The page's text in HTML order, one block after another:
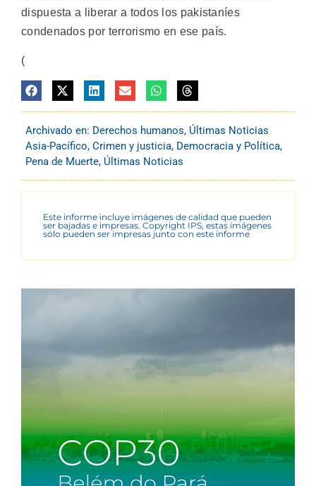
dispuesta a liberar a todos los pakistaníes
condenados por terrorismo en ese país.
(
Archivado en: Derechos humanos, Últimas Noticias
Asia-Pacífico, Crimen y justicia, Democracia y Política,
Pena de Muerte, Últimas Noticias
Este informe incluye imágenes de calidad que pueden
ser bajadas e impresas. Copyright IPS, estas imágenes
sólo pueden ser impresas junto con este informe